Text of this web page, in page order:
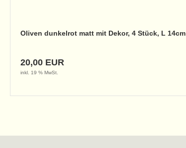
Oliven dunkelrot matt mit Dekor, 4 Stück, L 14cm
20,00 EUR
inkl. 19 % MwSt.